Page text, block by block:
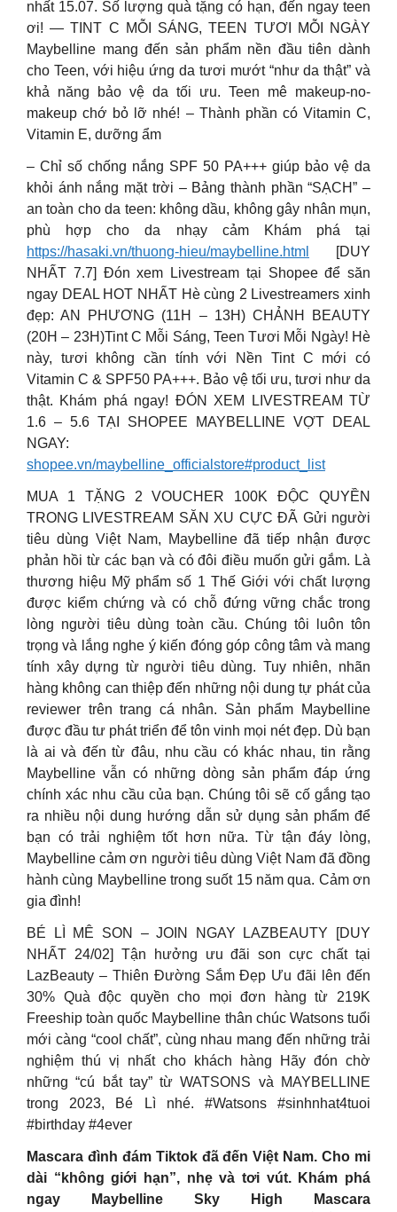
nhất 15.07. Số lượng quà tặng có hạn, đến ngay teen
ơi! — TINT C MỖI SÁNG, TEEN TƯƠI MỖI NGÀY
Maybelline mang đến sản phẩm nền đầu tiên dành
cho Teen, với hiệu ứng da tươi mướt “như da thật” và
khả năng bảo vệ da tối ưu. Teen mê makeup-no-
makeup chớ bỏ lỡ nhé! – Thành phần có Vitamin C,
Vitamin E, dưỡng ẩm
– Chỉ số chống nắng SPF 50 PA+++ giúp bảo vệ da
khỏi ánh nắng mặt trời – Bảng thành phần “SẠCH” –
an toàn cho da teen: không dầu, không gây nhân mụn,
phù hợp cho da nhạy cảm Khám phá tại
https://hasaki.vn/thuong-hieu/maybelline.html
[DUY
NHẤT 7.7] Đón xem Livestream tại Shopee để săn
ngay DEAL HOT NHẤT Hè cùng 2 Livestreamers xinh
đẹp: AN PHƯƠNG (11H – 13H) CHẢNH BEAUTY
(20H – 23H)Tint C Mỗi Sáng, Teen Tươi Mỗi Ngày! Hè
này, tươi không cần tính với Nền Tint C mới có
Vitamin C & SPF50 PA+++. Bảo vệ tối ưu, tươi như da
thật. Khám phá ngay! ĐÓN XEM LIVESTREAM TỪ
1.6 – 5.6 TẠI SHOPEE MAYBELLINE VỢT DEAL
NGAY:
shopee.vn/maybelline_officialstore#product_list
MUA 1 TẶNG 2 VOUCHER 100K ĐỘC QUYỀN
TRONG LIVESTREAM SĂN XU CỰC ĐÃ Gửi người
tiêu dùng Việt Nam, Maybelline đã tiếp nhận được
phản hồi từ các bạn và có đôi điều muốn gửi gắm. Là
thương hiệu Mỹ phẩm số 1 Thế Giới với chất lượng
được kiểm chứng và có chỗ đứng vững chắc trong
lòng người tiêu dùng toàn cầu. Chúng tôi luôn tôn
trọng và lắng nghe ý kiến đóng góp công tâm và mang
tính xây dựng từ người tiêu dùng. Tuy nhiên, nhãn
hàng không can thiệp đến những nội dung tự phát của
reviewer trên trang cá nhân. Sản phẩm Maybelline
được đầu tư phát triển để tôn vinh mọi nét đẹp. Dù bạn
là ai và đến từ đâu, nhu cầu có khác nhau, tin rằng
Maybelline vẫn có những dòng sản phẩm đáp ứng
chính xác nhu cầu của bạn. Chúng tôi sẽ cố gắng tạo
ra nhiều nội dung hướng dẫn sử dụng sản phẩm để
bạn có trải nghiệm tốt hơn nữa. Từ tận đáy lòng,
Maybelline cảm ơn người tiêu dùng Việt Nam đã đồng
hành cùng Maybelline trong suốt 15 năm qua. Cảm ơn
gia đình!
BÉ LÌ MÊ SON – JOIN NGAY LAZBEAUTY [DUY
NHẤT 24/02] Tận hưởng ưu đãi son cực chất tại
LazBeauty – Thiên Đường Sắm Đẹp Ưu đãi lên đến
30% Quà độc quyền cho mọi đơn hàng từ 219K
Freeship toàn quốc Maybelline thân chúc Watsons tuổi
mới càng “cool chất”, cùng nhau mang đến những trải
nghiệm thú vị nhất cho khách hàng Hãy đón chờ
những “cú bắt tay” từ WATSONS và MAYBELLINE
trong 2023, Bé Lì nhé. #Watsons #sinhnhat4tuoi
#birthday #4ever
Mascara đình đám Tiktok đã đến Việt Nam. Cho mi
dài “không giới hạn”, nhẹ và tơi vút. Khám phá
ngay Maybelline Sky High Mascara